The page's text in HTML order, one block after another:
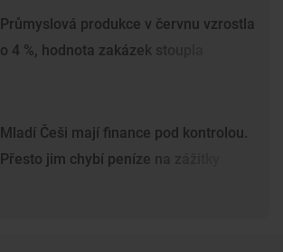
Průmyslová produkce v červnu vzrostla
o 4 %, hodnota zakázek stoupla
Mladí Češi mají finance pod kontrolou.
Přesto jim chybí peníze na zážitky